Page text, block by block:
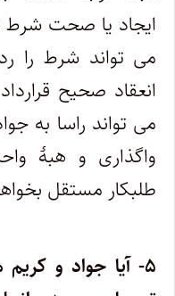
ایجاد یا صحت شرط
می تواند شرط را
انعقاد صحیح
می تواند راسا به
واگذاری و هبۀ
طلبکار مستقل
۵- آیا جواد و